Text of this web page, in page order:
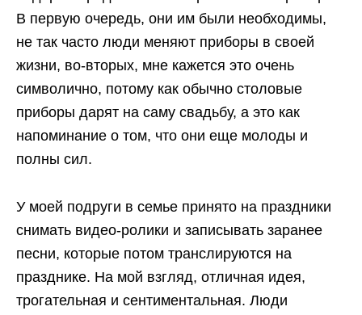
В первую очередь, они им были необходимы,
не так часто люди меняют приборы в своей
жизни, во-вторых, мне кажется это очень
символично, потому как обычно столовые
приборы дарят на саму свадьбу, а это как
напоминание о том, что они еще молоды и
полны сил.
У моей подруги в семье принято на праздники
снимать видео-ролики и записывать заранее
песни, которые потом транслируются на
празднике. На мой взгляд, отличная идея,
трогательная и сентиментальная. Люди